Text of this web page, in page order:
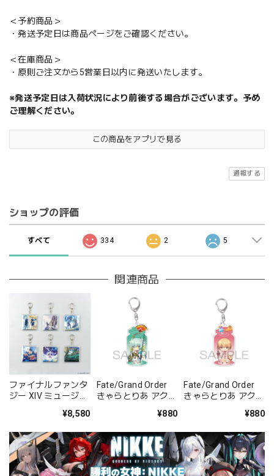
＜予約商品＞
・発送予定日は商品ページをご確認ください。
＜在庫商品＞
・原則ご注文から5営業日以内に発送いたします。
※発送予定日は入荷状況により前後する場合がございます。予め
ご理解ください。
この商品をアプリで見る
通報する
ショップの評価
すべて 334 2 5
関連商品
ファイナルファンタ
ジー XIV ミュージッ
チェーン バイナルシ
¥8,580
Fate/Grand Order
きゃらとりあ アクリ
¥880
Fate/Grand Order
きゃらとりあ アクリ
¥880